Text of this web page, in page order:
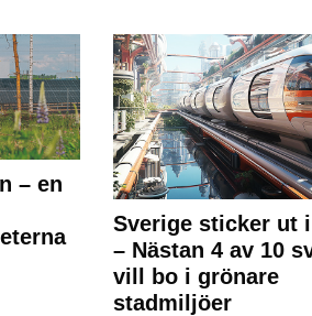
– en
Sverige sticker ut
– Nästan 4 av 10
vill bo i grönare
stadmiljöer